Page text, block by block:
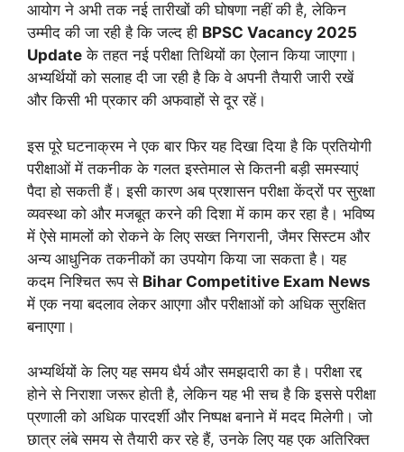
आयोग ने अभी तक नई तारीखों की घोषणा नहीं की है, लेकिन
उम्मीद की जा रही है कि जल्द ही BPSC Vacancy 2025
Update के तहत नई परीक्षा तिथियों का ऐलान किया जाएगा।
अभ्यर्थियों को सलाह दी जा रही है कि वे अपनी तैयारी जारी रखें
और किसी भी प्रकार की अफवाहों से दूर रहें।
इस पूरे घटनाक्रम ने एक बार फिर यह दिखा दिया है कि प्रतियोगी
परीक्षाओं में तकनीक के गलत इस्तेमाल से कितनी बड़ी समस्याएं
पैदा हो सकती हैं। इसी कारण अब प्रशासन परीक्षा केंद्रों पर सुरक्षा
व्यवस्था को और मजबूत करने की दिशा में काम कर रहा है। भविष्य
में ऐसे मामलों को रोकने के लिए सख्त निगरानी, जैमर सिस्टम और
अन्य आधुनिक तकनीकों का उपयोग किया जा सकता है। यह
कदम निश्चित रूप से Bihar Competitive Exam News
में एक नया बदलाव लेकर आएगा और परीक्षाओं को अधिक सुरक्षित
बनाएगा।
अभ्यर्थियों के लिए यह समय धैर्य और समझदारी का है। परीक्षा रद्द
होने से निराशा जरूर होती है, लेकिन यह भी सच है कि इससे परीक्षा
प्रणाली को अधिक पारदर्शी और निष्पक्ष बनाने में मदद मिलेगी। जो
छात्र लंबे समय से तैयारी कर रहे हैं, उनके लिए यह एक अतिरिक्त